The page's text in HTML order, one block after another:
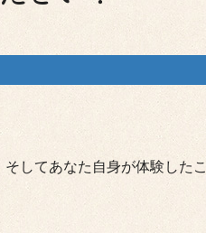
してあなた自身が体験した